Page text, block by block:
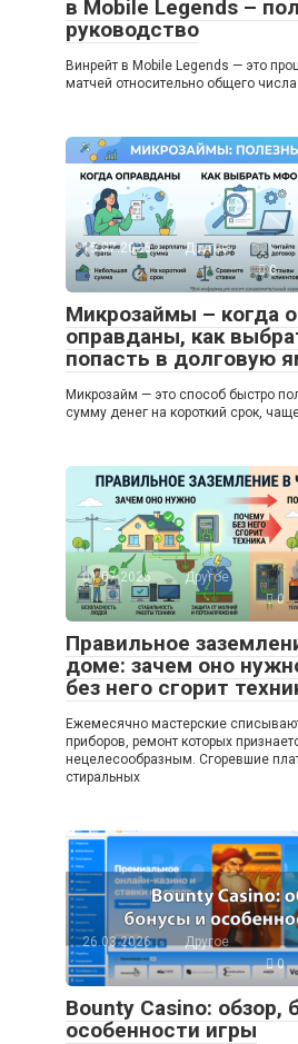
в Mobile Legends –
руководство
Винрейт в Mobile Legends — это
матчей относительно общего
15.07.2026
Другое
0
Микрозаймы – когда
оправданы, как
попасть в долговую
Микрозайм — это способ быстро
сумму денег на короткий срок,
01.07.2026
Другое
0
Правильное
доме: зачем оно
без него сгорит
Ежемесячно мастерские
приборов, ремонт которых
нецелесообразным. Сгоревшие
стиральных
26.03.2026
Другое
0
Bounty Casino: обзор,
особенности игры